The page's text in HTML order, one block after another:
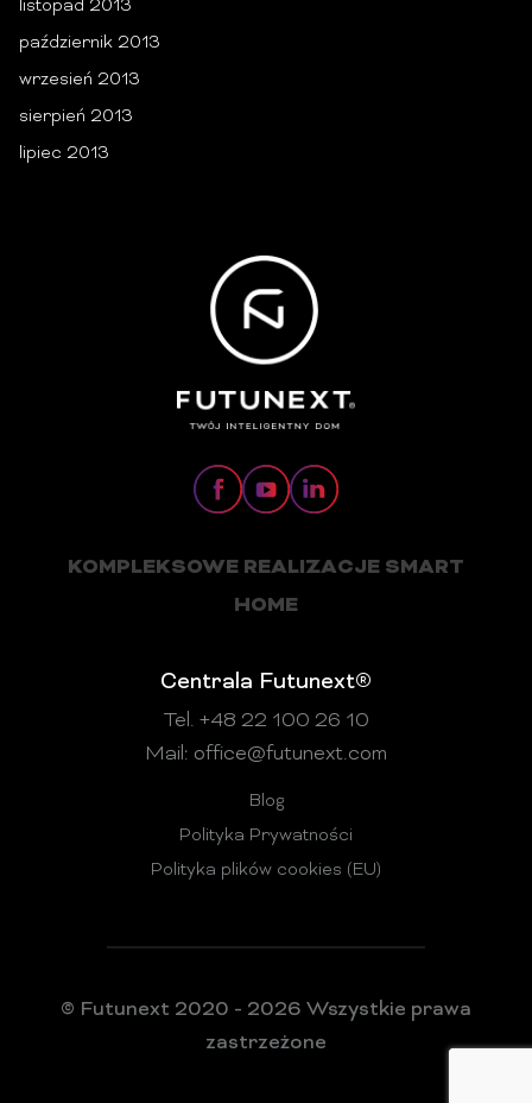
listopad 2013
październik 2013
wrzesień 2013
sierpień 2013
lipiec 2013
KOMPLEKSOWE REALIZACJE SMART
HOME
Centrala Futunext®
Tel. +48 22 100 26 10
Mail: office@futunext.com
Blog
Polityka Prywatności
Polityka plików cookies (EU)
© Futunext 2020 - 2026 Wszystkie prawa
zastrzeżone